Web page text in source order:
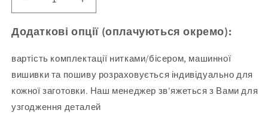
Зменшіть
кількість
Блуза
196
для
вишивання)
Збільшити
кількість
продукту
жіноча
(заготовка
для
вишивання)
Додаткові опції (оплачуються окремо):
вартість комплектації нитками/бісером, машинної
вишивки та пошиву розраховується індивідуально для
кожної заготовки. Наш менеджер зв'яжеться з Вами для
узгодження деталей